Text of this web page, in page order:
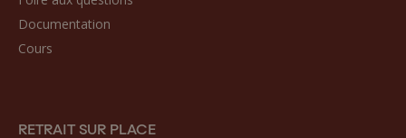
Documentation
Cours
RETRAIT SUR PLACE